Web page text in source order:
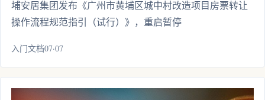
埔安居集团发布《广州市黄埔区城中村改造项目房票转让
操作流程规范指引（试行）》，重启暂停
入门文档07·07